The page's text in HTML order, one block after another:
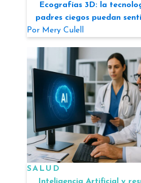
Ecografías 3D: la
padres ciegos puedan
Por Mery Culell
SALUD
Inteligencia Artificial y